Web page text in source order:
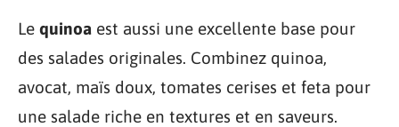
Le quinoa est aussi une excellente base pour
des salades originales. Combinez quinoa,
avocat, maïs doux, tomates cerises et feta pour
une salade riche en textures et en saveurs.